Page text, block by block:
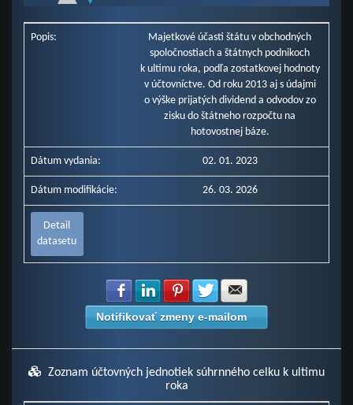
Ministerstvo pôdohospodárstva a rozvoja vidieka SR (v mil. Eur)
Ministerstvo dopravy a výstavby SR (v mil. Eur)
Ministerstvo obrany SR (v mil. Eur)
Ministerstvo vnútra SR (v mil. Eur)
Ministerstvo práce, sociálnych vecí a rodiny SR (v mil. Eur)
Ministerstvo životného prostredia SR (v mil. Eur)
Správa štátnych hmotných rezerv SR (v mil. Eur)
Úrad pre normalizáciu, metrológiu a skúšobníctvo SR (v mil. Eur)
Ministerstvo cestovného ruchu a športu SR (v mil. Eur)
Ministerstvo financií SR (v mil. Eur)
Všeobecná pokladničná správa (v mil. Eur)
Popis:
Majetkové účasti štátu v obchodných
spoločnostiach a štátnych podnikoch
k ultimu roka, podľa zostatkovej hodnoty
v účtovníctve. Od roku 2013 aj s údajmi
o výške prijatých dividend a odvodov zo
zisku do štátneho rozpočtu na
hotovostnej báze.
Dátum vydania: 02. 01. 2023
Dátum modifikácie: 26. 03. 2026
Detail
datasetu
Zdielať na Facebook
Zdielať na LinkedIn
Zdielať na Pinterest
Zdielať na Twitter
Notifikovať zmeny e-mailom
Zoznam účtovných jednotiek súhrnného celku k ultimu
roka